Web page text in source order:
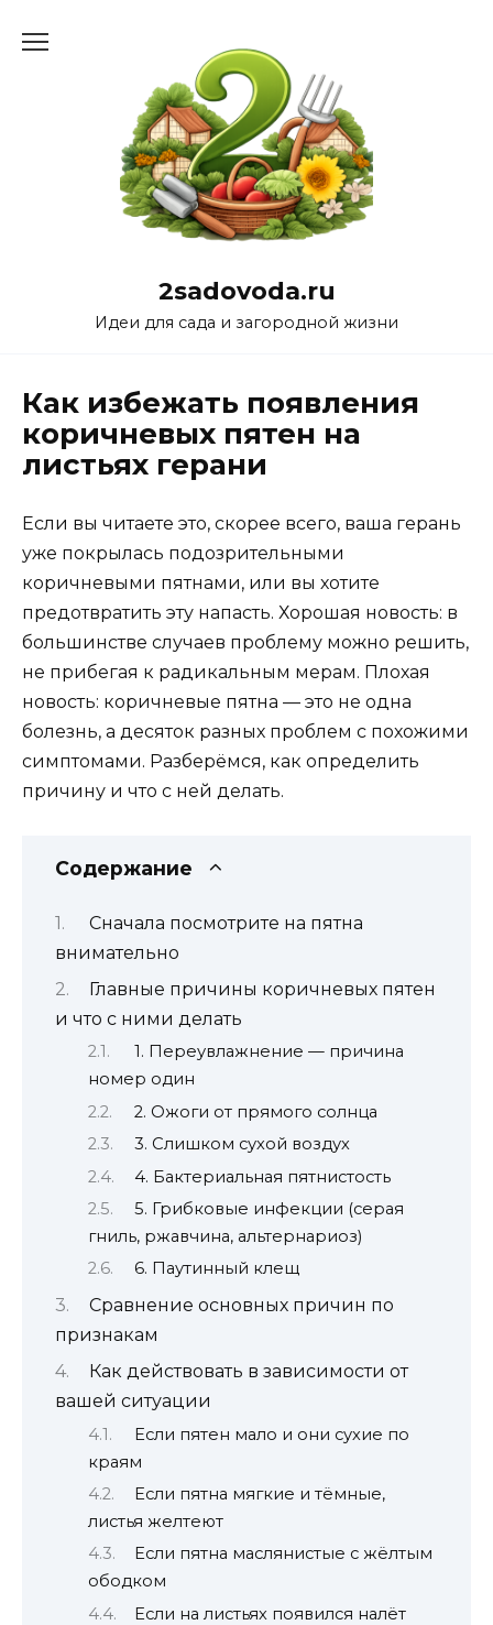
2sadovoda.ru
Идеи для сада и загородной жизни
Как избежать появления
коричневых пятен на
листьях герани
Если вы читаете это, скорее всего, ваша герань
уже покрылась подозрительными
коричневыми пятнами, или вы хотите
предотвратить эту напасть. Хорошая новость: в
большинстве случаев проблему можно решить,
не прибегая к радикальным мерам. Плохая
новость: коричневые пятна — это не одна
болезнь, а десяток разных проблем с похожими
симптомами. Разберёмся, как определить
причину и что с ней делать.
Содержание
Сначала посмотрите на пятна
внимательно
Главные причины коричневых пятен
и что с ними делать
1. Переувлажнение — причина
номер один
2. Ожоги от прямого солнца
3. Слишком сухой воздух
4. Бактериальная пятнистость
5. Грибковые инфекции (серая
гниль, ржавчина, альтернариоз)
6. Паутинный клещ
Сравнение основных причин по
признакам
Как действовать в зависимости от
вашей ситуации
Если пятен мало и они сухие по
краям
Если пятна мягкие и тёмные,
листья желтеют
Если пятна маслянистые с жёлтым
ободком
Если на листьях появился налёт